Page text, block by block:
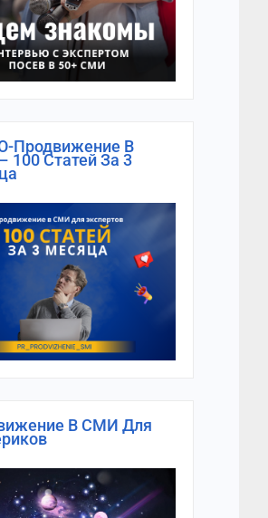
Продвижение В
100 Статей За 3
В СМИ Для